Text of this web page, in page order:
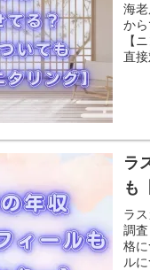
海
か
【
直
ラ
も
ラ
調
格
ル